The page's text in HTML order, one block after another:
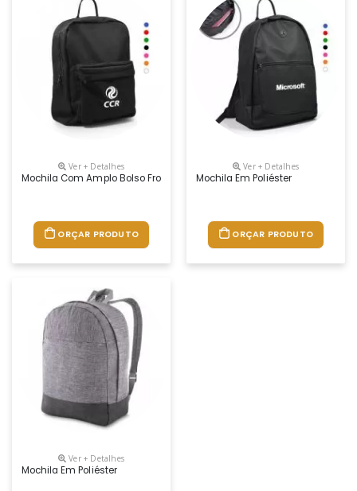
Ver + Detalhes
Mochila Com Amplo Bolso Frontal
ORÇAR PRODUTO
Ver + Detalhes
Mochila Em Poliéster
ORÇAR PRODUTO
Ver + Detalhes
Mochila Em Poliéster